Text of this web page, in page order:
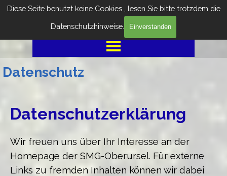
Diese Seite benutzt keine Cookies , lesen Sie bitte trotzdem die
Datenschutzhinweise. Einverstanden
Direkt zum Seiteninhalt
Menü überspringen
Willkommen auf der Homepage der SMGO
Datenschutz
Datenschutzerklärung
Wir freuen uns über Ihr Interesse an der
Homepage der SMG-Oberursel. Für externe
Links zu fremden Inhalten können wir dabei